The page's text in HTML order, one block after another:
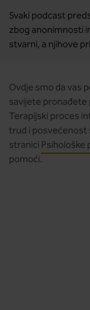
Svaki podcast
zbog anonimnosti
stvarni, a njihove
Ovdje smo da vas
savijete
Terapijski proces
trud i posvećenost
stranici Psihološke
pomoći.